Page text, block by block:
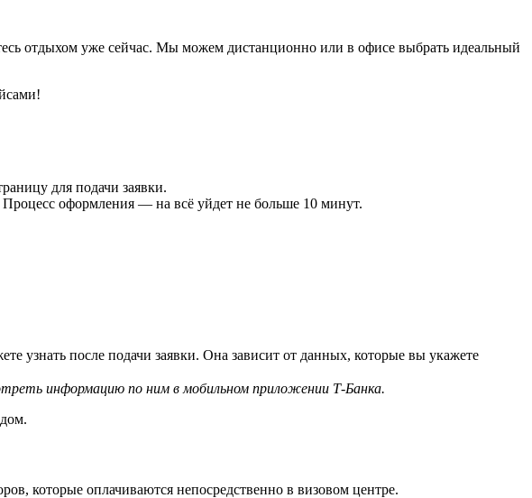
отдыхом уже сейчас. Мы можем дистанционно или в офисе выбрать идеальный
для подачи заявки.
Процесс оформления — на всё уйдет не больше 10 минут.
узнать после подачи заявки. Она зависит от данных, которые вы укажете
информацию по ним в мобильном приложении Т‑Банка.
которые оплачиваются непосредственно в визовом центре.